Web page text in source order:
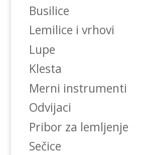
Busilice
Lemilice i vrhovi
Lupe
Klesta
Merni instrumenti
Odvijaci
Pribor za lemljenje
Sečice